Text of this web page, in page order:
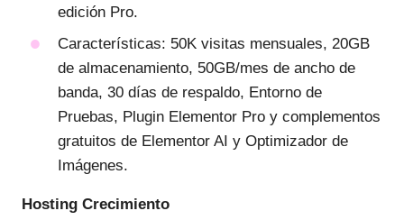
edición Pro.
Características: 50K visitas mensuales, 20GB
de almacenamiento, 50GB/mes de ancho de
banda, 30 días de respaldo, Entorno de
Pruebas, Plugin Elementor Pro y complementos
gratuitos de Elementor AI y Optimizador de
Imágenes.
Hosting Crecimiento